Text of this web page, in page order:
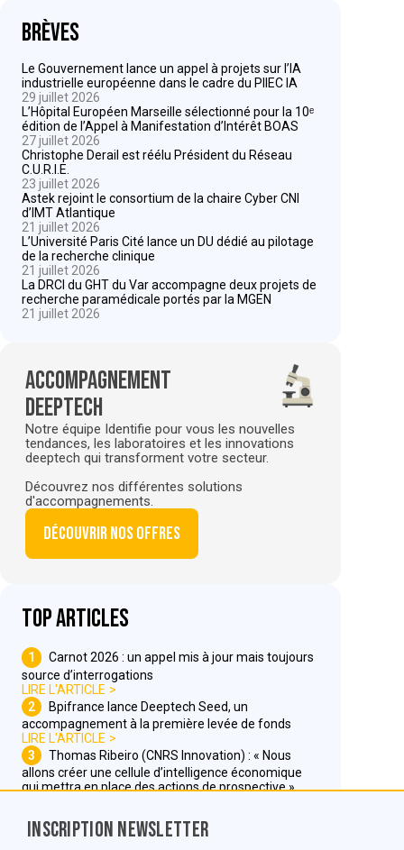
Brèves
Le Gouvernement lance un appel à projets sur l’IA
industrielle européenne dans le cadre du PIIEC IA
29 juillet 2026
L’Hôpital Européen Marseille sélectionné pour la 10ᵉ
édition de l’Appel à Manifestation d’Intérêt BOAS
27 juillet 2026
Christophe Derail est réélu Président du Réseau
C.U.R.I.E.
23 juillet 2026
Astek rejoint le consortium de la chaire Cyber CNI
d’IMT Atlantique
21 juillet 2026
L’Université Paris Cité lance un DU dédié au pilotage
de la recherche clinique
21 juillet 2026
La DRCI du GHT du Var accompagne deux projets de
recherche paramédicale portés par la MGEN
21 juillet 2026
Accompagnement
deeptech
Notre équipe Identifie pour vous les nouvelles
tendances, les laboratoires et les innovations
deeptech qui transforment votre secteur.
Découvrez nos différentes solutions
d'accompagnements.
Découvrir nos offres
Top articles
1
Carnot 2026 : un appel mis à jour mais toujours
source d’interrogations
LIRE L'ARTICLE
2
Bpifrance lance Deeptech Seed, un
accompagnement à la première levée de fonds
LIRE L'ARTICLE
3
Thomas Ribeiro (CNRS Innovation) : « Nous
allons créer une cellule d’intelligence économique
qui mettra en place des actions de prospective »
Inscription Newsletter